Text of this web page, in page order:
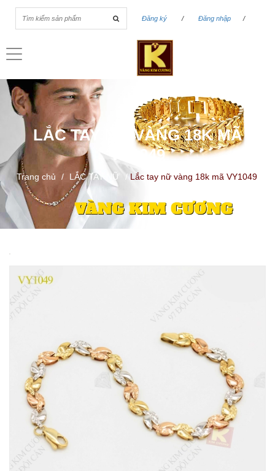
Đăng ký / Đăng nhập /
Toggle
LẮC TAY NỮ VÀNG 18K MÃ
VY1049
Trang chủ / LẮC TAY NỮ / Lắc tay nữ vàng 18k mã VY1049